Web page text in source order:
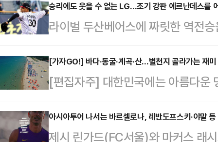
2025 신한 SOL 뱅크 KBO리그 두
로 짜릿한 역전승을 거뒀다.주중
승리로 5연승을 내달리며 한화와
말 두산에 1점을 내주고 3-4로 끌
연을 상대로 경기를 뒤집는데 성
승리에도 웃을 수 없는 LG…조기 강판 에르난데스를
라이벌 두산베어스에 짜릿한 역전
에이저 에르난데스의 부진은 또 다
잠실구장에서 열린 2025 신한
3점을 올리며 6-5로 짜릿한 역전
을 거둔 LG는 이날 승리로 5연승
다.3-3으로 맞서다 4회말 두산에
[가자GO!] 바다·동굴·계곡·산…별천지 골라가는 재
[편집자주] 대한민국에는 아름다운
지요. 하지만 어디로 가야 할지, 무
있습니다. 이런 독자들을 위해 [가
길 거리를 지역별로 정리해 드리겠
아시아투어 나서는 바르셀로나, 레반도프스키·야말
제시 린가드(FC서울)와 마커스 래